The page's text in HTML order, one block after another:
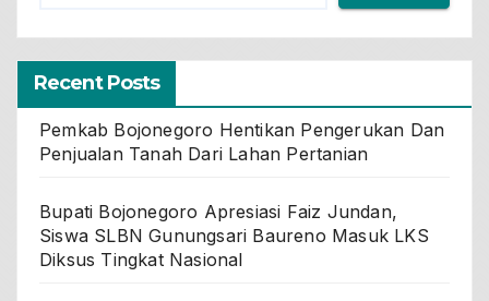
Recent Posts
Pemkab Bojonegoro Hentikan Pengerukan Dan
Penjualan Tanah Dari Lahan Pertanian
Bupati Bojonegoro Apresiasi Faiz Jundan,
Siswa SLBN Gunungsari Baureno Masuk LKS
Diksus Tingkat Nasional